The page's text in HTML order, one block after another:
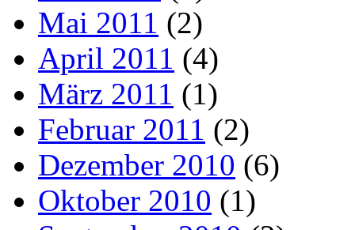
Mai 2011 (2)
April 2011 (4)
März 2011 (1)
Februar 2011 (2)
Dezember 2010 (6)
Oktober 2010 (1)